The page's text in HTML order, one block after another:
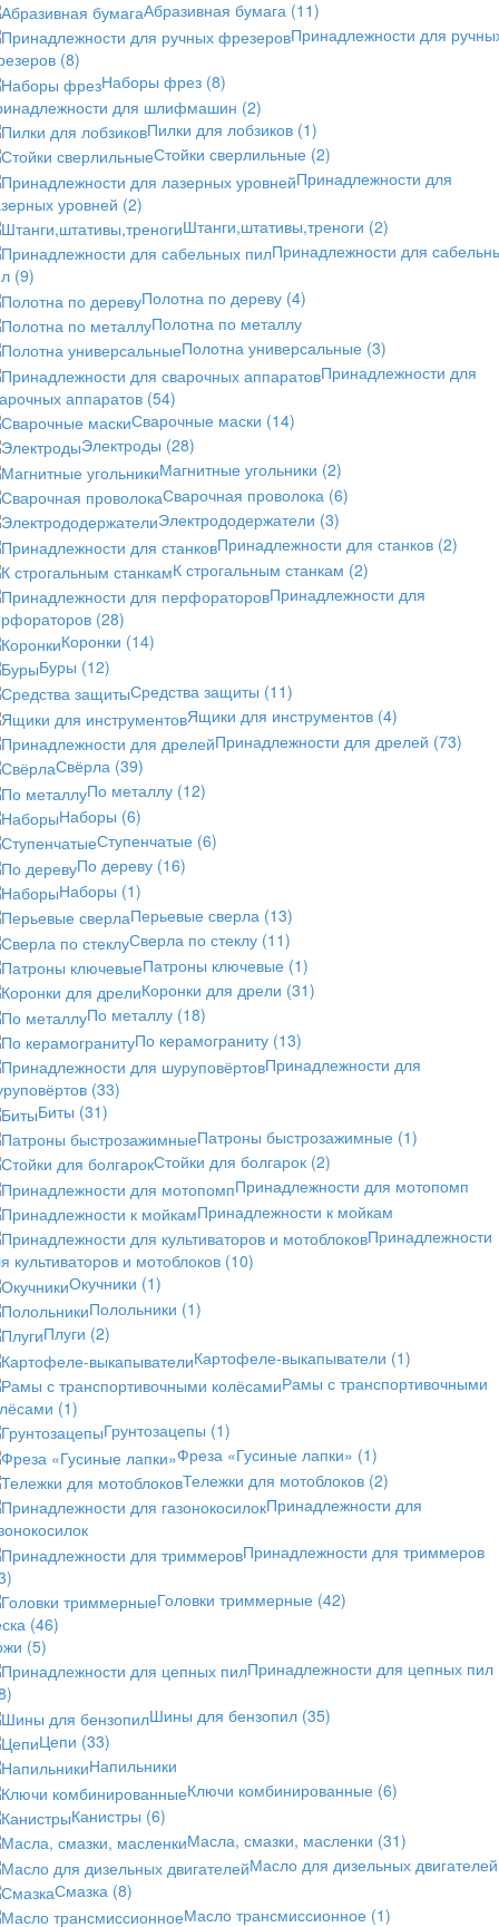
Абразивная бумага (11)
Принадлежности для
(8)
Наборы фрез (8)
для шлифмашин (2)
Пилки для лобзиков (1)
Стойки сверлильные (2)
Принадлежности для
уровней (2)
Штанги,штативы,треноги (2)
Принадлежности для
(9)
Полотна по дереву (4)
Полотна по металлу
Полотна универсальные (3)
Принадлежности для
аппаратов (54)
Сварочные маски (14)
Электроды (28)
Магнитные угольники (2)
Сварочная проволока (6)
Электрододержатели (3)
Принадлежности для станков (2)
К строгальным станкам (2)
Принадлежности для
(28)
Коронки (14)
Буры (12)
Средства защиты (11)
Ящики для инструментов (4)
Принадлежности для дрелей (73)
Свёрла (39)
По металлу (12)
Наборы (6)
Ступенчатые (6)
По дереву (16)
Наборы (1)
Перьевые сверла (13)
Сверла по стеклу (11)
Патроны ключевые (1)
Коронки для дрели (31)
По металлу (18)
По керамограниту (13)
Принадлежности для
(33)
Биты (31)
Патроны быстрозажимные (1)
Стойки для болгарок (2)
Принадлежности для мотопомп
Принадлежности к мойкам
Принадлежности
культиваторов и мотоблоков (10)
Окучники (1)
Полольники (1)
Плуги (2)
Картофеле-выкапыватели (1)
Рамы с транспортивочными
(1)
Грунтозацепы (1)
Фреза «Гусиные лапки» (1)
Тележки для мотоблоков (2)
Принадлежности для
Принадлежности для триммеров
Головки триммерные (42)
(46)
(5)
Принадлежности для цепных пил
Шины для бензопил (35)
Цепи (33)
Напильники
Ключи комбинированные (6)
Канистры (6)
Масла, смазки, масленки (31)
Масло для дизельных двигателей
Смазка (8)
Масло трансмиссионное (1)